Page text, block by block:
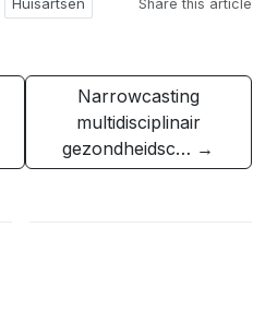
Share this article
Narrowcasting
multidisciplinair
gezondheidsc… →